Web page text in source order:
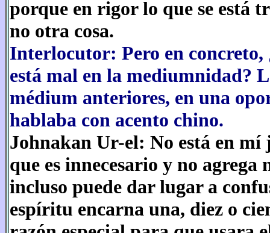
porque en rigor lo que se está
no otra cosa.
Interlocutor: Pero en concreto,
está mal en la mediumnidad?
médium anteriores, en una
hablaba con acento chino.
Johnakan Ur-el: No está en
que es innecesario y no
incluso puede dar lugar a
espíritu encarna una, diez o